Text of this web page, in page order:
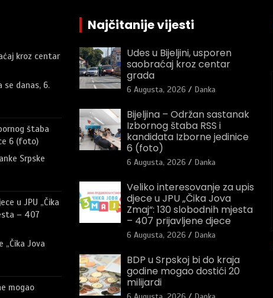
kroz centar
se danas, 6.
štaba
6 (foto)
Srpske
u JPU „Čika
– 407
„Čika Jova
mogao
Najčitanije vijesti
Udes u Bijeljini, usporen
saobraćaj kroz centar
grada
6 Augusta, 2026 Danka
Bijeljina – Održan sastanak
Izbornog štaba RSS i
kandidata Izborne jedinice
6 (foto)
6 Augusta, 2026 Danka
Veliko interesovanje za upis
djece u JPU „Čika Jova
Zmaj“: 130 slobodnih mjesta
– 407 prijavljene djece
6 Augusta, 2026 Danka
BDP u Srpskoj bi do kraja
godine mogao dostići 20
milijardi